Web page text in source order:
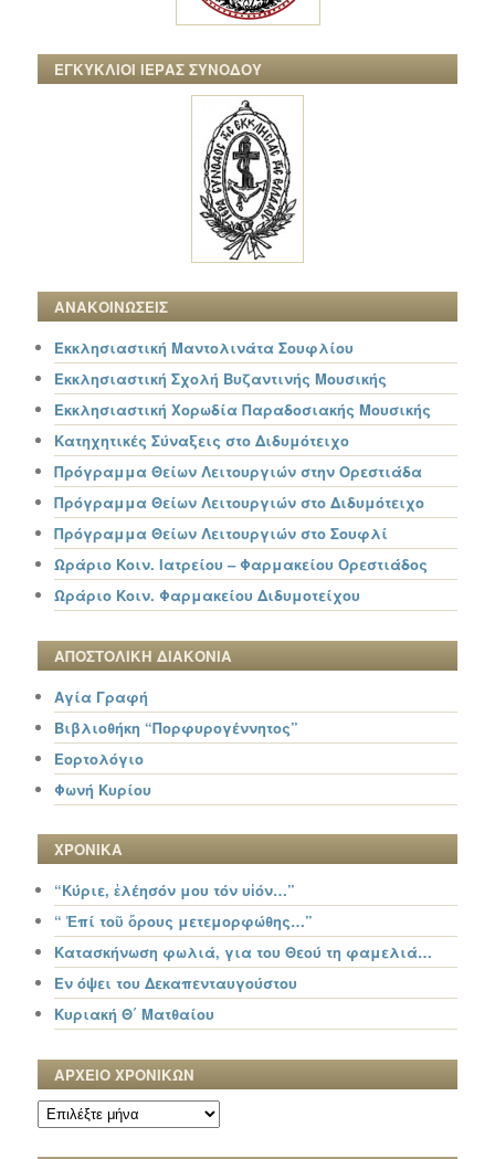
ΕΓΚΥΚΛΙΟΙ ΙΕΡΑΣ ΣΥΝΟΔΟΥ
ΑΝΑΚΟΙΝΩΣΕΙΣ
Εκκλησιαστική Μαντολινάτα Σουφλίου
Εκκλησιαστική Σχολή Βυζαντινής Μουσικής
Εκκλησιαστική Χορωδία Παραδοσιακής Μουσικής
Κατηχητικές Σύναξεις στο Διδυμότειχο
Πρόγραμμα Θείων Λειτουργιών στην Ορεστιάδα
Πρόγραμμα Θείων Λειτουργιών στο Διδυμότειχο
Πρόγραμμα Θείων Λειτουργιών στο Σουφλί
Ωράριο Κοιν. Ιατρείου – Φαρμακείου Ορεστιάδος
Ωράριο Κοιν. Φαρμακείου Διδυμοτείχου
ΑΠΟΣΤΟΛΙΚΗ ΔΙΑΚΟΝΙΑ
Αγία Γραφή
Βιβλιοθήκη “Πορφυρογέννητος”
Εορτολόγιο
Φωνή Κυρίου
ΧΡΟΝΙΚΑ
“Κύριε, ἐλέησόν μου τόν υἱόν…”
“ Ἐπί τοῦ ὄρους μετεμορφώθης…”
Κατασκήνωση φωλιά, για του Θεού τη φαμελιά…
Εν όψει του Δεκαπενταυγούστου
Κυριακή Θ΄ Ματθαίου
ΑΡΧΕΙΟ ΧΡΟΝΙΚΩΝ
ΑΡΧΕΙΟ
ΧΡΟΝΙΚΩΝ